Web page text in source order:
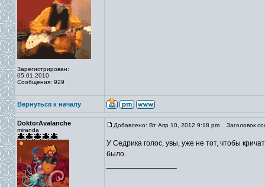
Зарегистрирован:
05.01.2010
Сообщения: 929
Вернуться к началу
DoktorAvalanche
miranda
Добавлено: Вт Апр 10, 2012 9:18 pm Заголовок
У Седрика голос, увы, уже не тот, чтобы
было.